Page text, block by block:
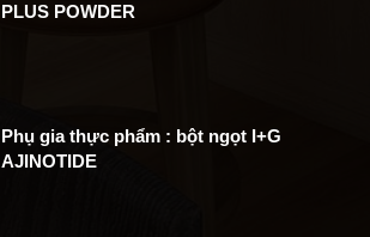
PLUS POWDER
Phụ gia thực phẩm : bột ngọt I+G
AJINOTIDE